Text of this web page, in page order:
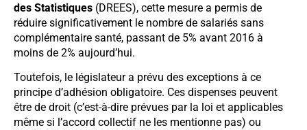
des Statistiques (DREES), cette mesure a permis de
réduire significativement le nombre de salariés sans
complémentaire santé, passant de 5% avant 2016 à
moins de 2% aujourd’hui.
Toutefois, le législateur a prévu des exceptions à ce
principe d’adhésion obligatoire. Ces dispenses peuvent
être de droit (c’est-à-dire prévues par la loi et applicables
même si l’accord collectif ne les mentionne pas) ou